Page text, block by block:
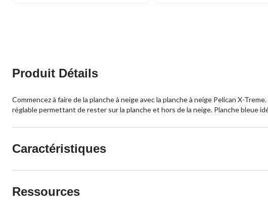
Produit Détails
Commencez à faire de la planche à neige avec la planche à neige Pelican X-
réglable permettant de rester sur la planche et hors de la neige. Planche bleue
Caractéristiques
Ressources